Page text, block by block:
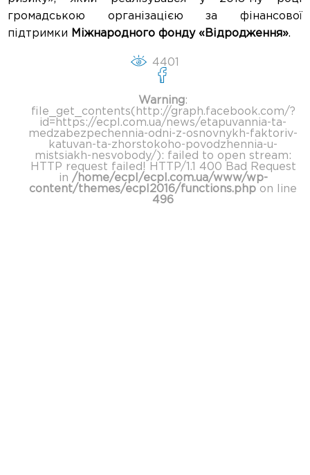
громадською організацією за фінансової
підтримки Міжнародного фонду «Відродження».
4401
Warning:
file_get_contents(http://graph.facebook.com/?
id=https://ecpl.com.ua/news/etapuvannia-ta-
medzabezpechennia-odni-z-osnovnykh-faktoriv-
katuvan-ta-zhorstokoho-povodzhennia-u-
mistsiakh-nesvobody/): failed to open stream:
HTTP request failed! HTTP/1.1 400 Bad Request
in /home/ecpl/ecpl.com.ua/www/wp-
content/themes/ecpl2016/functions.php on line
496